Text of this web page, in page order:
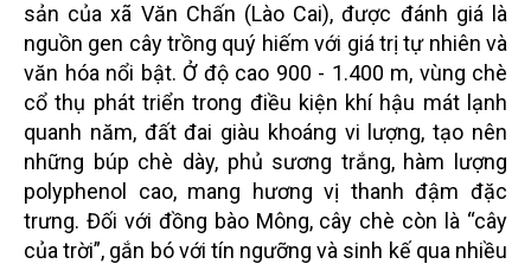
sản của xã Văn Chấn (Lào Cai), được đánh giá là
nguồn gen cây trồng quý hiếm với giá trị tự nhiên và
văn hóa nổi bật. Ở độ cao 900 - 1.400 m, vùng chè
cổ thụ phát triển trong điều kiện khí hậu mát lạnh
quanh năm, đất đai giàu khoáng vi lượng, tạo nên
những búp chè dày, phủ sương trắng, hàm lượng
polyphenol cao, mang hương vị thanh đậm đặc
trưng. Đối với đồng bào Mông, cây chè còn là “cây
của trời”, gắn bó với tín ngưỡng và sinh kế qua nhiều